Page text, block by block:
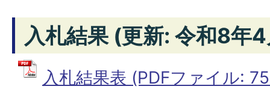
入札結果 (更新: 令和8年
入札結果表 (PDFファイル: